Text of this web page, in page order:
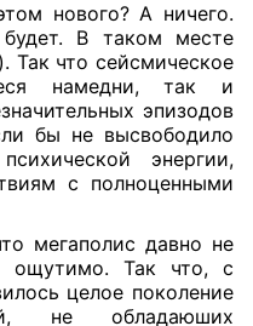
нового? А ничего.
В таком месте
что сейсмическое
намедни, так и
эпизодов
бы не высвободило
энергии,
с полноценными
мегаполис давно не
ощутимо. Так что, с
целое поколение
не обладаюших